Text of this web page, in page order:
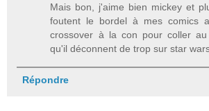
Mais bon, j'aime bien mickey et
foutent le bordel à mes comics
crossover à la con pour coller
qu'il déconnent de trop sur star
Répondre